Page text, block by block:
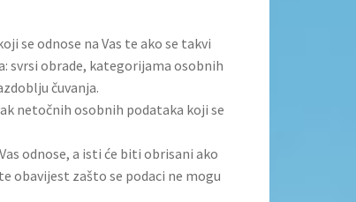
se odnose na Vas te ako se takvi
svrsi obrade, kategorijama osobnih
čuvanja.
netočnih osobnih podataka koji se
odnose, a isti će biti obrisani ako
obavijest zašto se podaci ne mogu